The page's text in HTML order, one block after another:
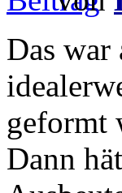
Das war
geformt
Dann